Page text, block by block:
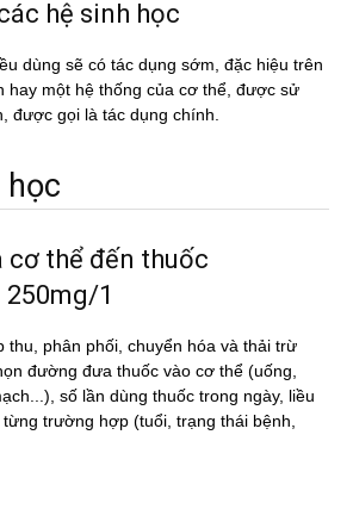
hệ sinh học
dùng sẽ có tác dụng sớm, đặc hiệu trên
hay một hệ thống của cơ thể, được sử
được gọi là tác dụng chính.
học
cơ thể đến thuốc
1
thu, phân phối, chuyển hóa và thải trừ
đường đưa thuốc vào cơ thể (uống,
số lần dùng thuốc trong ngày, liều
trường hợp (tuổi, trạng thái bệnh,